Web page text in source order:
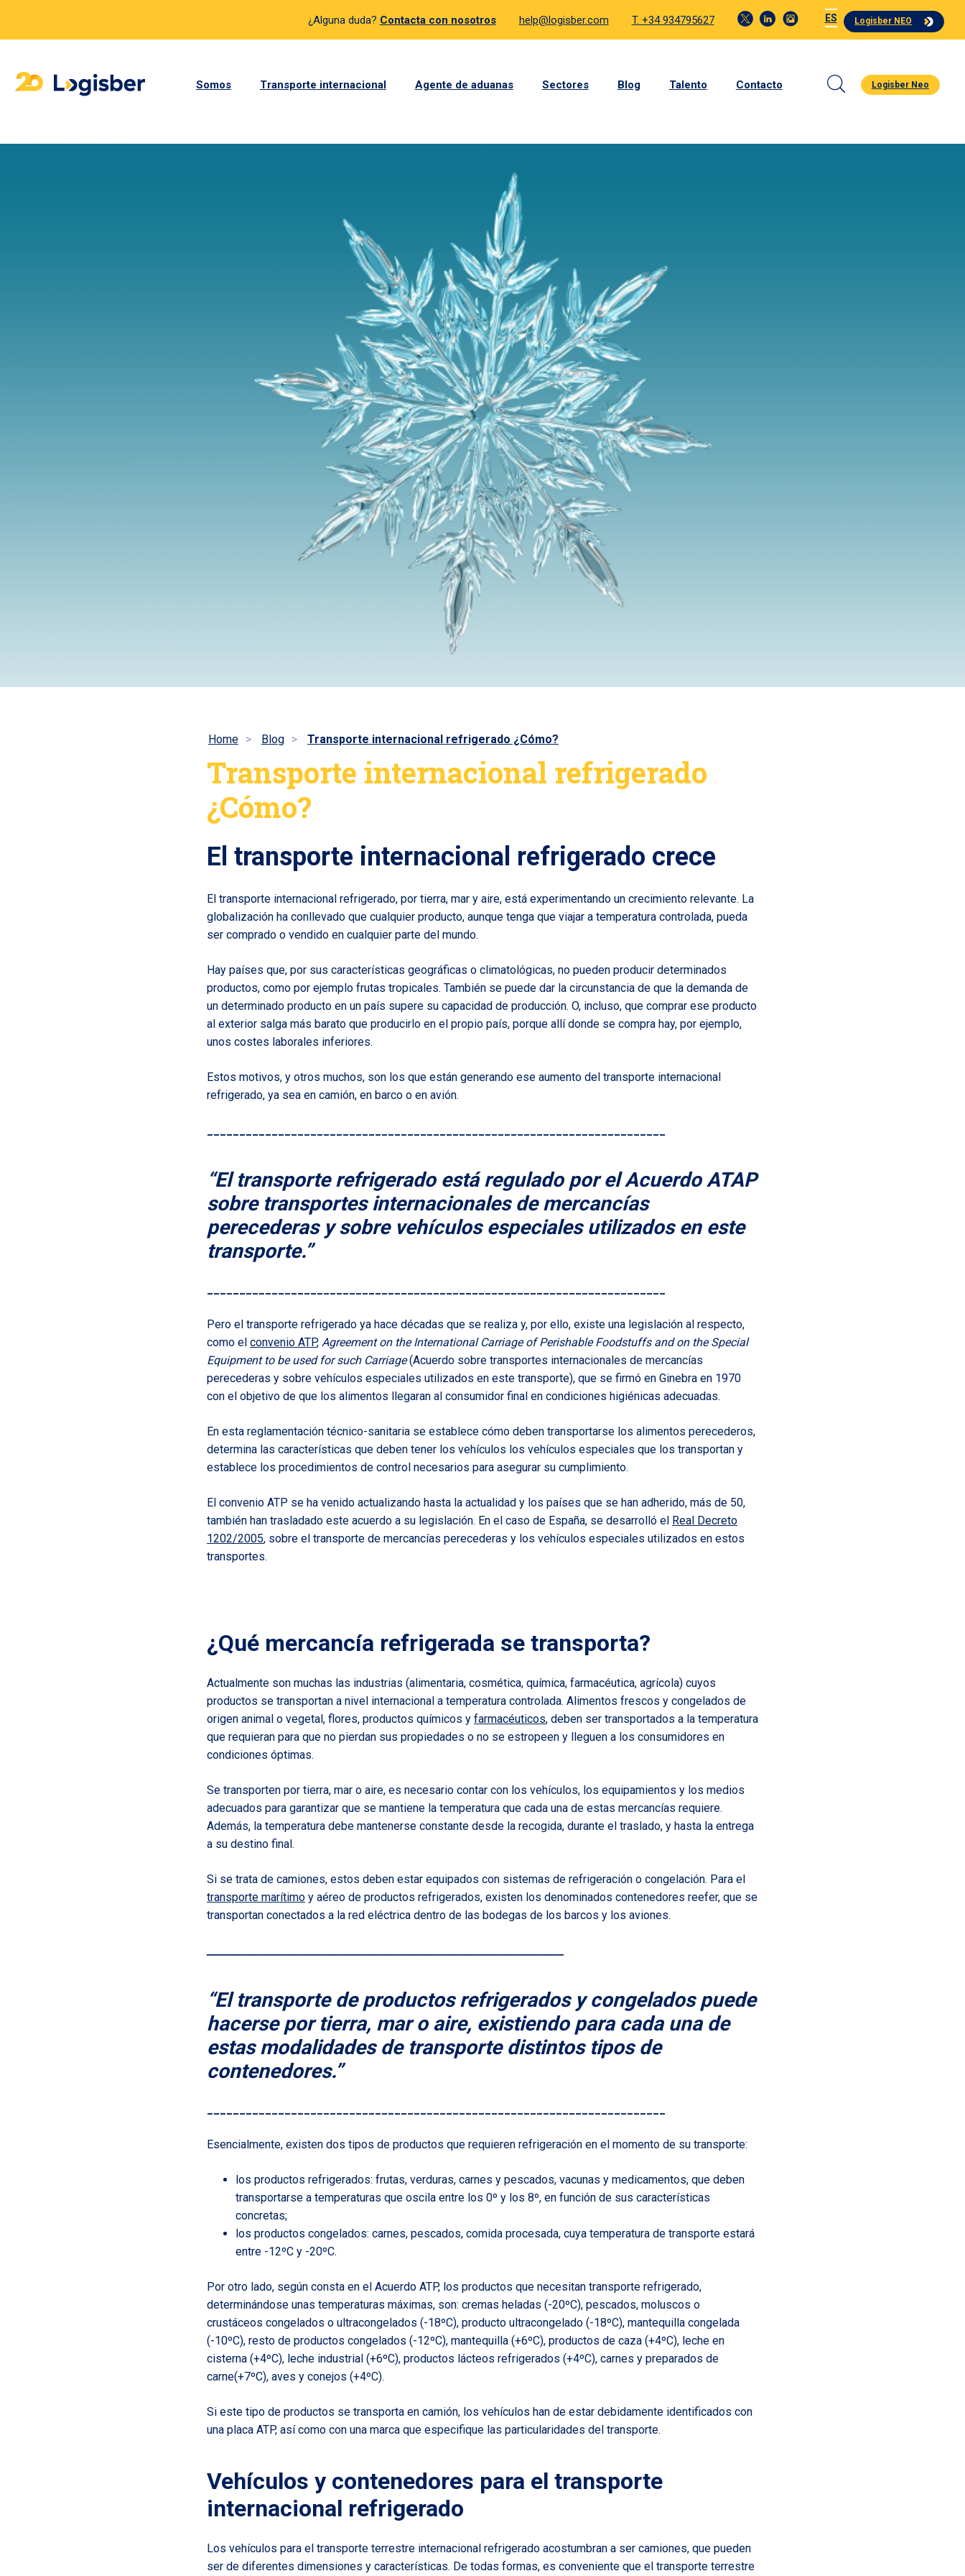
¿Alguna duda? Contacta con nosotros help@logisber.com T. +34 934795627 ES Logisber NEO
Somos Transporte internacional Agente de aduanas Sectores Blog Talento Contacto Logisber Neo
Home Blog Transporte internacional refrigerado ¿Cómo?
Transporte internacional refrigerado
¿Cómo?
El transporte internacional refrigerado crece
El transporte internacional refrigerado, por tierra, mar y aire, está experimentando un crecimiento relevante. La
globalización ha conllevado que cualquier producto, aunque tenga que viajar a temperatura controlada, pueda
ser comprado o vendido en cualquier parte del mundo.
Hay países que, por sus características geográficas o climatológicas, no pueden producir determinados
productos, como por ejemplo frutas tropicales. También se puede dar la circunstancia de que la demanda de
un determinado producto en un país supere su capacidad de producción. O, incluso, que comprar ese producto
al exterior salga más barato que producirlo en el propio país, porque allí donde se compra hay, por ejemplo,
unos costes laborales inferiores.
Estos motivos, y otros muchos, son los que están generando ese aumento del transporte internacional
refrigerado, ya sea en camión, en barco o en avión.
“El transporte refrigerado está regulado por el Acuerdo ATAP
sobre transportes internacionales de mercancías
perecederas y sobre vehículos especiales utilizados en este
transporte.”
Pero el transporte refrigerado ya hace décadas que se realiza y, por ello, existe una legislación al respecto,
como el convenio ATP, Agreement on the International Carriage of Perishable Foodstuffs and on the Special
Equipment to be used for such Carriage(Acuerdo sobre transportes internacionales de mercancías
perecederas y sobre vehículos especiales utilizados en este transporte), que se firmó en Ginebra en 1970
con el objetivo de que los alimentos llegaran al consumidor final en condiciones higiénicas adecuadas.
En esta reglamentación técnico-sanitaria se establece cómo deben transportarse los alimentos perecederos,
determina las características que deben tener los vehículos los vehículos especiales que los transportan y
establece los procedimientos de control necesarios para asegurar su cumplimiento.
El convenio ATP se ha venido actualizando hasta la actualidad y los países que se han adherido, más de 50,
también han trasladado este acuerdo a su legislación. En el caso de España, se desarrolló el Real Decreto
1202/2005, sobre el transporte de mercancías perecederas y los vehículos especiales utilizados en estos
transportes.
¿Qué mercancía refrigerada se transporta?
Actualmente son muchas las industrias (alimentaria, cosmética, química, farmacéutica, agrícola) cuyos
productos se transportan a nivel internacional a temperatura controlada. Alimentos frescos y congelados de
origen animal o vegetal, flores, productos químicos y farmacéuticos, deben ser transportados a la temperatura
que requieran para que no pierdan sus propiedades o no se estropeen y lleguen a los consumidores en
condiciones óptimas.
Se transporten por tierra, mar o aire, es necesario contar con los vehículos, los equipamientos y los medios
adecuados para garantizar que se mantiene la temperatura que cada una de estas mercancías requiere.
Además, la temperatura debe mantenerse constante desde la recogida, durante el traslado, y hasta la entrega
a su destino final.
Si se trata de camiones, estos deben estar equipados con sistemas de refrigeración o congelación. Para el
transporte marítimo y aéreo de productos refrigerados, existen los denominados contenedores reefer, que se
transportan conectados a la red eléctrica dentro de las bodegas de los barcos y los aviones.
“El transporte de productos refrigerados y congelados puede
hacerse por tierra, mar o aire, existiendo para cada una de
estas modalidades de transporte distintos tipos de
contenedores.”
Esencialmente, existen dos tipos de productos que requieren refrigeración en el momento de su transporte:
los productos refrigerados: frutas, verduras, carnes y pescados, vacunas y medicamentos, que deben
transportarse a temperaturas que oscila entre los 0º y los 8º, en función de sus características
concretas;
los productos congelados: carnes, pescados, comida procesada, cuya temperatura de transporte estará
entre -12ºC y -20ºC.
Por otro lado, según consta en el Acuerdo ATP, los productos que necesitan transporte refrigerado,
determinándose unas temperaturas máximas, son: cremas heladas (-20ºC), pescados, moluscos o
crustáceos congelados o ultracongelados (-18ºC), producto ultracongelado (-18ºC), mantequilla congelada
(-10ºC), resto de productos congelados (-12ºC), mantequilla (+6ºC), productos de caza (+4ºC), leche en
cisterna (+4ºC), leche industrial (+6ºC), productos lácteos refrigerados (+4ºC), carnes y preparados de
carne(+7ºC), aves y conejos (+4ºC).
Si este tipo de productos se transporta en camión, los vehículos han de estar debidamente identificados con
una placa ATP, así como con una marca que especifique las particularidades del transporte.
Vehículos y contenedores para el transporte
internacional refrigerado
Los vehículos para el transporte terrestre internacional refrigerado acostumbran a ser camiones, que pueden
ser de diferentes dimensiones y características. De todas formas, es conveniente que el transporte terrestre